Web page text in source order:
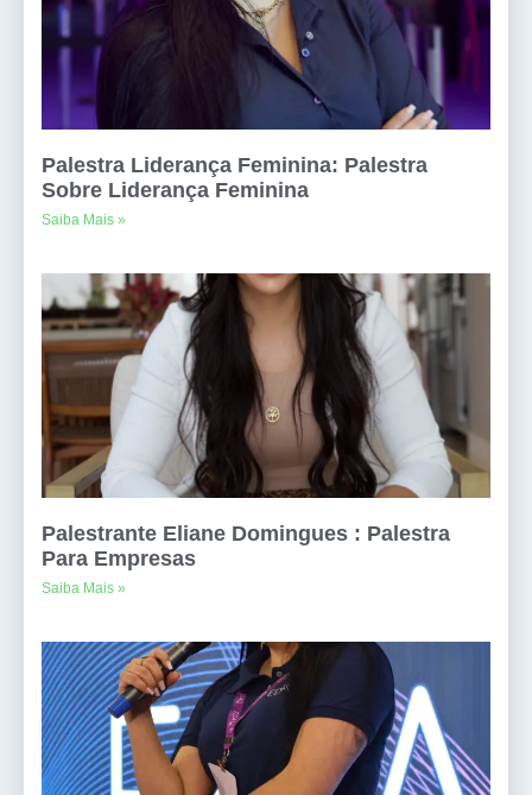
Palestra Liderança Feminina: Palestra
Sobre Liderança Feminina
Saiba Mais »
Palestrante Eliane Domingues : Palestra
Para Empresas
Saiba Mais »